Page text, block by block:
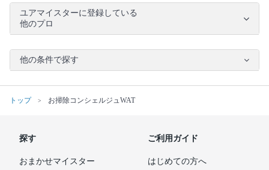
ユアマイスターに登録している
他のプロ
他の条件で探す
トップ お掃除コンシェルジュWAT
探す
おまかせマイスター
ご利用ガイド
はじめての方へ